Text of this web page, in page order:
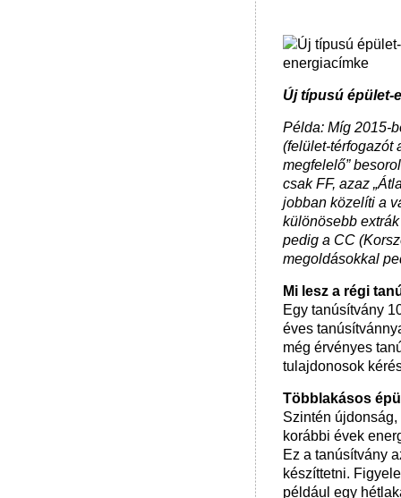
Új típusú épület-
Példa: Míg 2015-
(felület-térfogazót
megfelelő”
csak FF, azaz
jobban közelíti a
különösebb
pedig a CC
megoldásokkal
Mi lesz a régi
Egy tanúsítvány
éves
még érvényes
tulajdonosok
Többlakásos
Szintén
korábbi évek
Ez a tanúsítvány
készíttetni.
például egy